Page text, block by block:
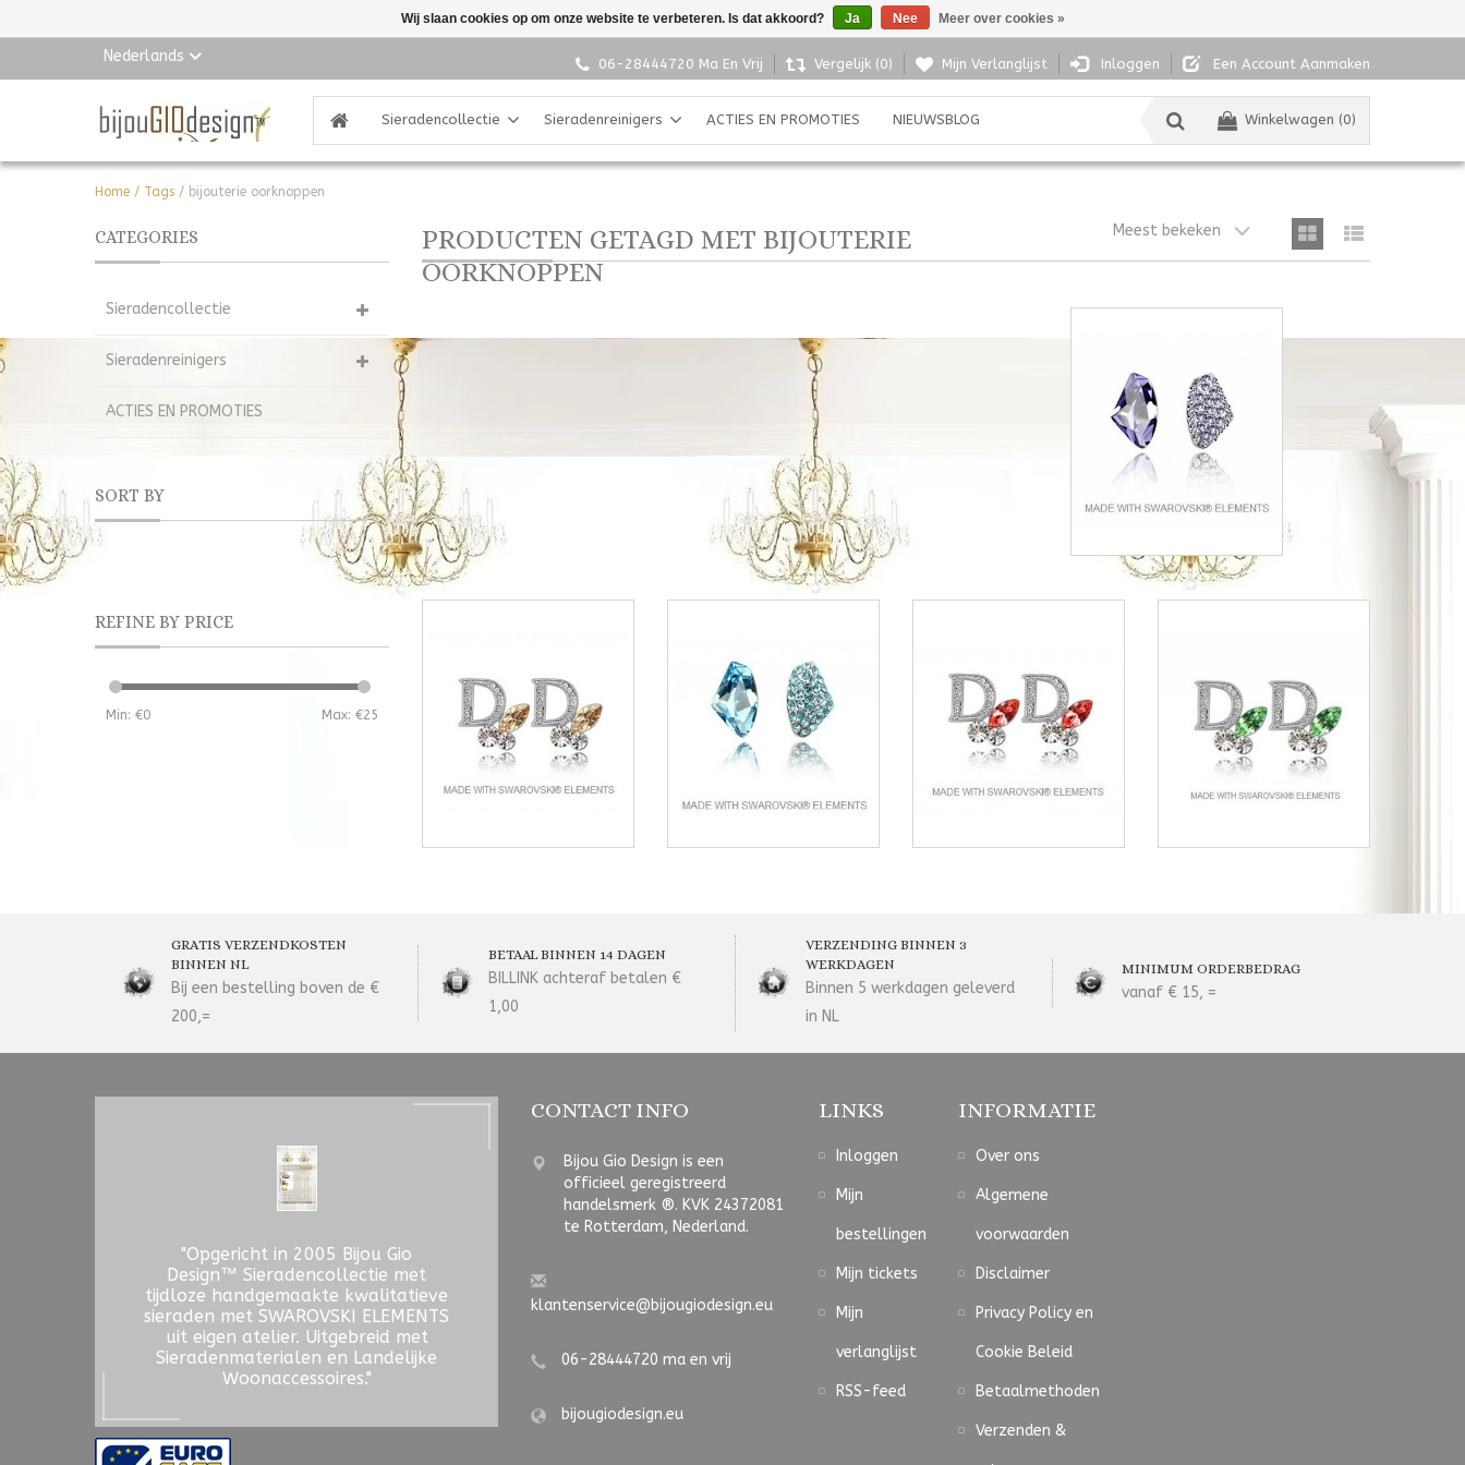
Nederlands 06-28444720 Ma En Vrij Vergelijk (0) Mijn Verlanglijst Inloggen Een Account Aanmaken
Winkelwagen (0)
Sieradencollectie Sieradenreinigers ACTIES EN PROMOTIES NIEUWSBLOG
Home / Tags / bijouterie oorknoppen
CATEGORIES
Sieradencollectie
Sieradenreinigers
ACTIES EN PROMOTIES
SORT BY
REFINE BY PRICE
Min: €0 Max: €25
PRODUCTEN GETAGD MET BIJOUTERIE
OORKNOPPEN
Meest bekeken
GRATIS VERZENDKOSTEN
BINNEN NL
Bij een bestelling boven de €
200,=
BETAAL BINNEN 14 DAGEN
BILLINK achteraf betalen €
1,00
VERZENDING BINNEN 3
WERKDAGEN
Binnen 5 werkdagen geleverd
in NL
MINIMUM ORDERBEDRAG
vanaf € 15, =
"Opgericht in 2005 Bijou Gio
Design™ Sieradencollectie met
tijdloze handgemaakte kwalitatieve
sieraden met SWAROVSKI ELEMENTS
uit eigen atelier. Uitgebreid met
Sieradenmaterialen en Landelijke
Woonaccessoires."
CONTACT INFO
Bijou Gio Design is een
officieel geregistreerd
handelsmerk ®. KVK 24372081
te Rotterdam, Nederland.
klantenservice@bijougiodesign.eu
06-28444720 ma en vrij
bijougiodesign.eu
LINKS
Inloggen
Mijn
bestellingen
Mijn tickets
Mijn
verlanglijst
RSS-feed
INFORMATIE
Over ons
Algemene
voorwaarden
Disclaimer
Privacy Policy en
Cookie Beleid
Betaalmethoden
Verzenden &
Wij slaan cookies op om onze website te verbeteren. Is dat akkoord? Ja Nee Meer over cookies »